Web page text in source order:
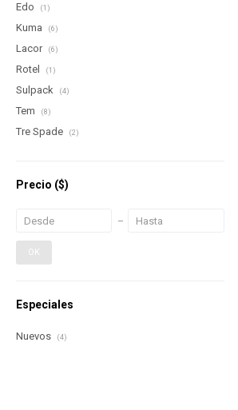
Edo (1)
Kuma (6)
Lacor (6)
Rotel (1)
Sulpack (4)
Tem (8)
Tre Spade (2)
Precio ($)
OK
Especiales
Nuevos (4)